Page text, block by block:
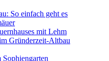
So einfach geht es
mit Lehm
Gründerzeit-Altbau